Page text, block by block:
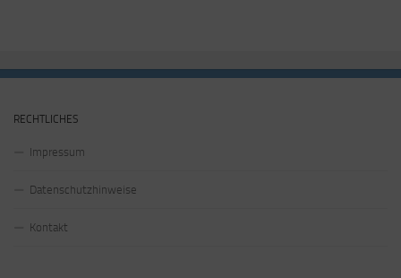
RECHTLICHES
Impressum
Datenschutzhinweise
Kontakt